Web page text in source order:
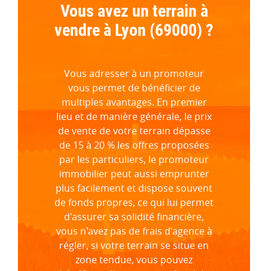
Vous avez un terrain à
vendre à Lyon (69000) ?
Vous adresser à un promoteur
vous permet de bénéficier de
multiples avantages. En premier
lieu et de manière générale, le prix
de vente de votre terrain dépasse
de 15 à 20 % les offres proposées
par les particuliers, le promoteur
immobilier peut aussi emprunter
plus facilement et dispose souvent
de fonds propres, ce qui lui permet
d'assurer sa solidité financière,
vous n'avez pas de frais d'agence à
régler, si votre terrain se situe en
zone tendue, vous pouvez